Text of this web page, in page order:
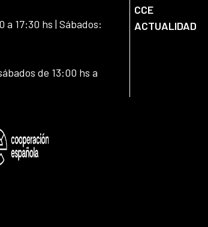
17:30 hs | Sábados:
de 13:00 hs a
CCE
ACTUALIDAD